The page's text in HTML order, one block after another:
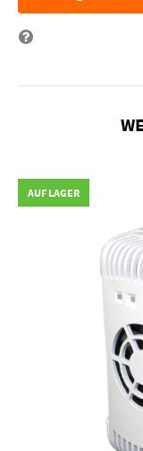
AUF LAGER